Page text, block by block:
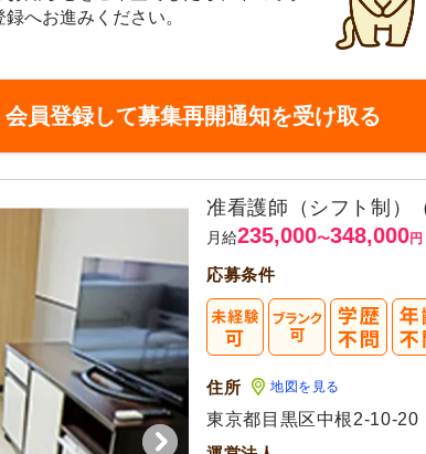
録へお進みください。
会員登録して募集再開通知を受け取る
准看護師（シフト制）
月給235,000〜348,000円
応募条件
住所 地図を見る
東京都目黒区中根2-10-20